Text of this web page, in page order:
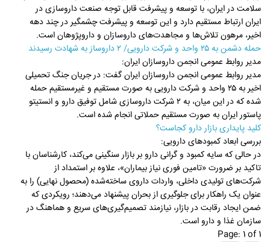
سلامت در ایران، با توسعه و پیشرفت قابل توجه صنعت داروسازی در
ایران ارتباط مستقیم دارد و این توسعه و پیشرفت چشمگیر در چند دهه
اخیر، مرهون تلاش‌ها و مجاهدت‌‌‌های داروسازان و داروپژوهان است.
حمله دشمن به ۲۵ واحد و شرکت دارویی/ ۲ داروساز به شهادت رسیدند
مدیر روابط عمومی انجمن داروسازان ایران:
مدیر روابط عمومی انجمن داروسازان ایران گفت: در جریان جنگ تحمیلی
اخیر به ۲۵ واحد و شرکت دارویی به صورت مستقیم و غیرمستقیم حمله
شده که در این میان، به ۲ شرکت داروسازی شامل توفیق دارو و انستیتو
پاستور ایران به صورت مستقیم حملاتی انجام شده است.
کلید پایداری بازار دارو کجاست؟
بررسی ابعاد کمبودهای دارویی:
در حالی که سایه کمبود و گرانی دارو بر بازار سنگینی می‌کند، کارشناسان با
تاکید بر ضرورت «تامین فوری نیاز بیماران»، علاوه بر استمداد از
شرکت‌های تولیدی داخلی، واردات داروی ساخته‌شده (محصول نهایی) را به
عنوان یک راهکار برای جلوگیری از بحران پیشنهاد می‌دهند؛ رویکردی که
ضمن ایجاد رقابت در بازار، نیازمند تصمیم‌گیری‌های سریع و هماهنگ در
سازمان غذا و دارو است.
Page: 1 of 1